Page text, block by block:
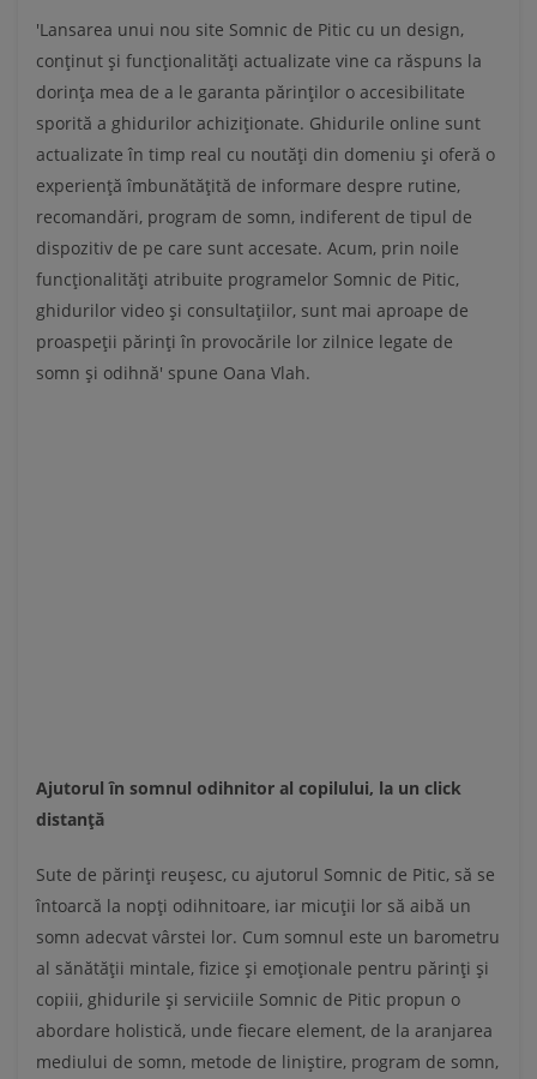
'Lansarea unui nou site Somnic de Pitic cu un design,
conținut și funcționalități actualizate vine ca răspuns la
dorința mea de a le garanta părinților o accesibilitate
sporită a ghidurilor achiziționate. Ghidurile online sunt
actualizate în timp real cu noutăți din domeniu și oferă o
experiență îmbunătățită de informare despre rutine,
recomandări, program de somn, indiferent de tipul de
dispozitiv de pe care sunt accesate. Acum, prin noile
funcționalități atribuite programelor Somnic de Pitic,
ghidurilor video și consultațiilor, sunt mai aproape de
proaspeții părinți în provocările lor zilnice legate de
somn și odihnă' spune Oana Vlah.
Ajutorul în somnul odihnitor al copilului, la un click
distanță
Sute de părinți reușesc, cu ajutorul Somnic de Pitic, să se
întoarcă la nopți odihnitoare, iar micuții lor să aibă un
somn adecvat vârstei lor. Cum somnul este un barometru
al sănătății mintale, fizice și emoționale pentru părinți și
copiii, ghidurile și serviciile Somnic de Pitic propun o
abordare holistică, unde fiecare element, de la aranjarea
mediului de somn, metode de liniștire, program de somn,